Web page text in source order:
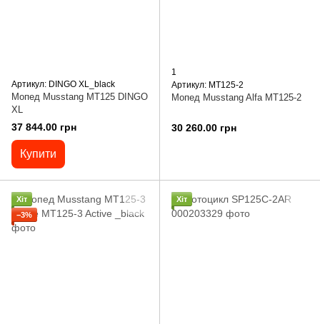
Артикул: DINGO XL_black
Мопед Musstang МТ125 DINGO
XL
37 844.00 грн
Купити
1
Артикул: MT125-2
Мопед Musstang Alfa MT125-2
30 260.00 грн
Хіт
−3%
Хіт